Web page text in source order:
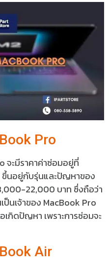
Pro
จะมีราคาค่าซ่อมอยู่ที่
นอยู่กับรุ่นและปัญหาของ
22,000 บาท ซึ่งถือว่า
นเจ้าของ MacBook Pro
กิดปัญหา เพราะการซ่อมจะ
Air